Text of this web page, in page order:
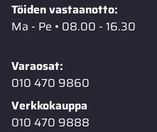
Töiden vastaanotto:
Ma - Pe • 08.00 - 16.30
Varaosat:
010 470 9860
Verkkokauppa
010 470 9888